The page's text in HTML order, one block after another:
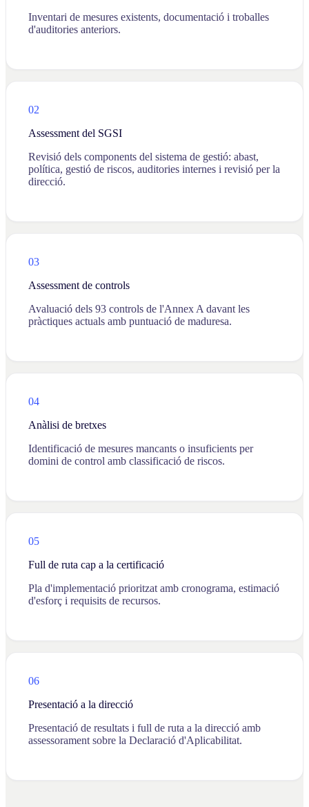
Inventari de mesures existents, documentació i troballes
d'auditories anteriors.
02
Assessment del SGSI
Revisió dels components del sistema de gestió: abast,
política, gestió de riscos, auditories internes i revisió per la
direcció.
03
Assessment de controls
Avaluació dels 93 controls de l'Annex A davant les
pràctiques actuals amb puntuació de maduresa.
04
Anàlisi de bretxes
Identificació de mesures mancants o insuficients per
domini de control amb classificació de riscos.
05
Full de ruta cap a la certificació
Pla d'implementació prioritzat amb cronograma, estimació
d'esforç i requisits de recursos.
06
Presentació a la direcció
Presentació de resultats i full de ruta a la direcció amb
assessorament sobre la Declaració d'Aplicabilitat.